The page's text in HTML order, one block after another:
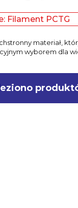
Filament PCTG
materiał,
wyborem dla